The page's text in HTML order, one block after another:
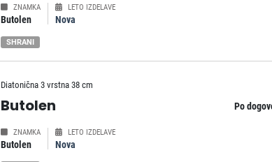
ZNAMKA
Butolen
LETO IZDELAVE
Nova
SHRANI
Diatonična 3 vrstna 38 cm
Po
Butolen
ZNAMKA
Butolen
LETO IZDELAVE
Nova